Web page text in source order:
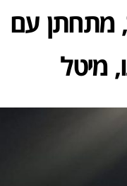
מתחתן עם
מיטל